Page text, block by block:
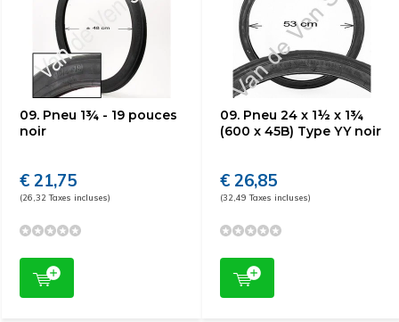
09. Pneu 1¾ - 19 pouces
noir
€ 21,75
(26,32 Taxes incluses)
09. Pneu 24 x 1½ x 1¾
(600 x 45B) Type YY noir
€ 26,85
(32,49 Taxes incluses)